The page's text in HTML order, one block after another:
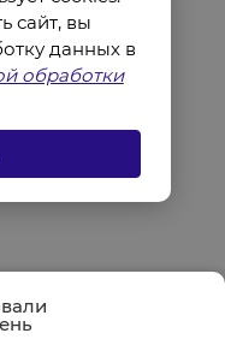
сайт, вы
данных в
обработки